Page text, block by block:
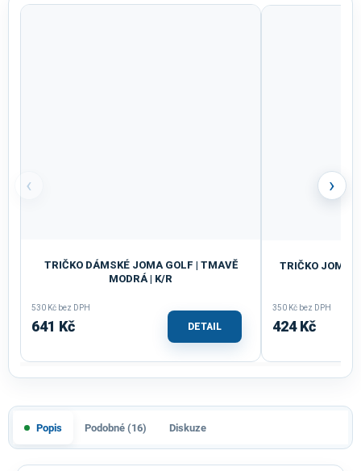
‹
TRIČKO DÁMSKÉ JOMA GOLF | TMAVĚ
MODRÁ | K/R
530 Kč bez DPH
641 Kč DETAIL
TRIČKO JOMA
350 Kč bez DPH
424 Kč
›
Popis Podobné (16) Diskuze